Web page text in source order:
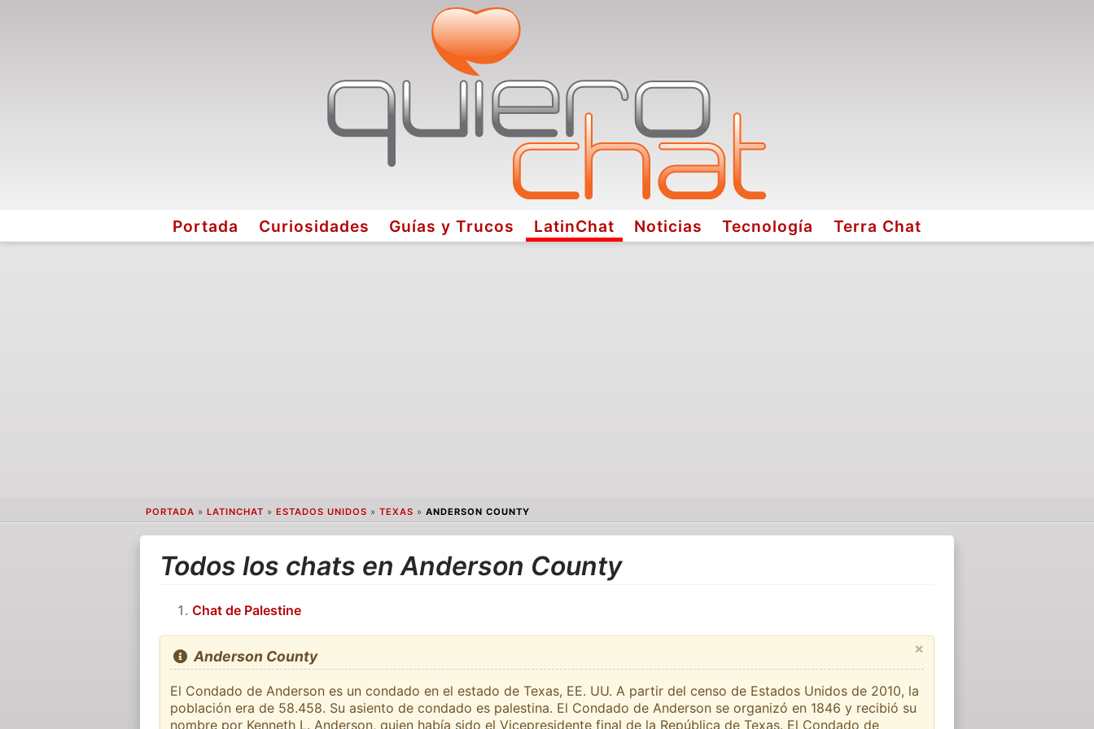
Portada Curiosidades Guías y Trucos LatinChat Noticias Tecnología Terra Chat
PORTADA » LATINCHAT » ESTADOS UNIDOS » TEXAS » ANDERSON COUNTY
Todos los chats en Anderson County
Chat de Palestine
×
Anderson County
El Condado de Anderson es un condado en el estado de Texas, EE. UU. A partir del censo de Estados Unidos de 2010, la
población era de 58.458. Su asiento de condado es palestina. El Condado de Anderson se organizó en 1846 y recibió su
nombre por Kenneth L. Anderson, quien había sido el Vicepresidente final de la República de Texas. El Condado de